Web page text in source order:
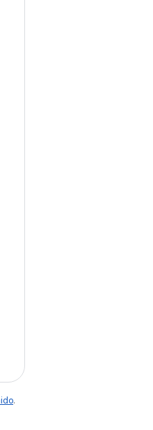
.